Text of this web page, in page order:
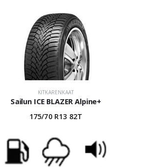
KITKARENKAAT
Sailun ICE BLAZER Alpine+
175/70 R13 82T